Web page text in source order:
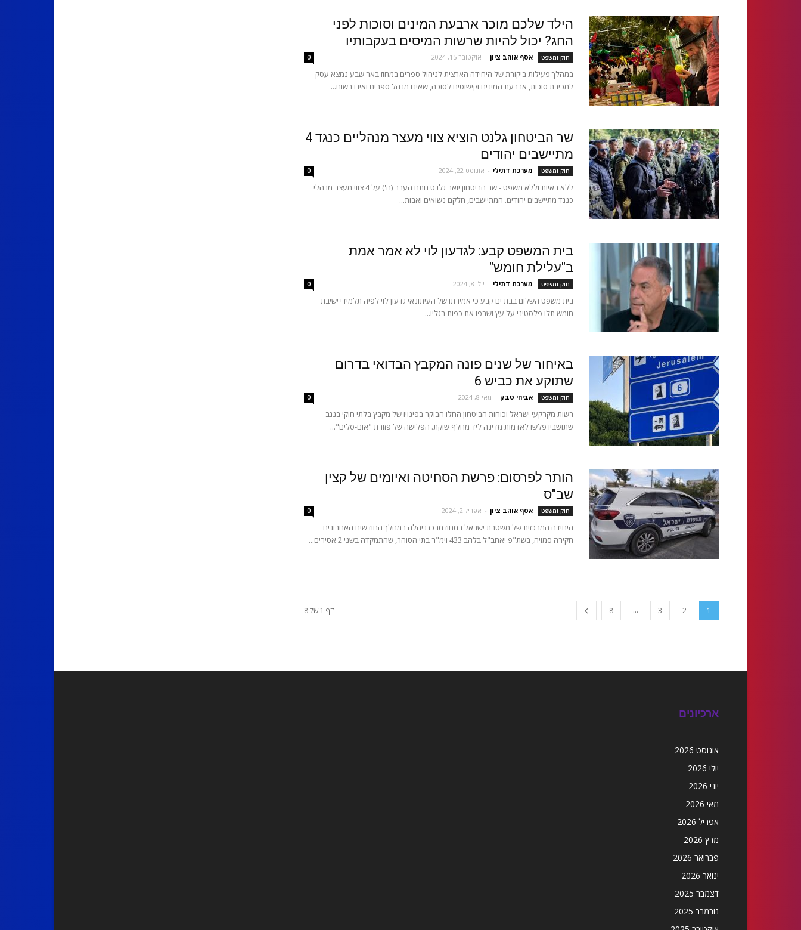
הילד שלכם מוכר ארבעת המינים וסוכות לפני
החג? יכול להיות שרשות המיסים בעקבותיו
חוק ומשפט אסף אוהב ציון - אוקטובר 15, 2024 0
במהלך פעילות ביקורת של היחידה הארצית לניהול ספרים במחוז באר שבע נמצא עסק
למכירת סוכות, ארבעת המינים וקישוטים לסוכה, שאינו מנהל ספרים ואינו רשום...
שר הביטחון גלנט הוציא צווי מעצר מנהליים כנגד 4
מתיישבים יהודים
חוק ומשפט מערכת דתילי - אוגוסט 22, 2024 0
ללא ראיות וללא משפט - שר הביטחון יואב גלנט חתם הערב (ה') על 4 צווי מעצר מנהלי
כנגד מתיישבים יהודים. המתיישבים, חלקם נשואים ואבות...
בית המשפט קבע: לגדעון לוי לא אמר אמת
ב"עלילת חומש"
חוק ומשפט מערכת דתילי - יולי 8, 2024 0
בית משפט השלום בבת ים קבע כי אמירתו של העיתונאי גדעון לוי לפיה תלמידי ישיבת
חומש תלו פלסטיני על עץ ושרפו את כפות רגליו...
באיחור של שנים פונה המקבץ הבדואי בדרום
שתוקע את כביש 6
חוק ומשפט אביחי טבק - מאי 8, 2024 0
רשות מקרקעי ישראל וכוחות הביטחון החלו הבוקר בפינויו של מקבץ בלתי חוקי בנגב
שתושביו פלשו לאדמות מדינה ליד מחלף שוקת. הפלישה של פזורת "אום-סלים"...
הותר לפרסום: פרשת הסחיטה ואיומים של קצין
שב"ס
חוק ומשפט אסף אוהב ציון - אפריל 2, 2024 0
היחידה המרכזית של משטרת ישראל במחוז מרכז ניהלה במהלך החודשים האחרונים
חקירה סמויה, בשת"פ יאחב"ל בלהב 433 וימ"ר בתי הסוהר, שהתמקדה בשני 2 אסירים...
1
2
3
...
8 דף 1 של 8
ארכיונים
אוגוסט 2026
יולי 2026
יוני 2026
מאי 2026
אפריל 2026
מרץ 2026
פברואר 2026
ינואר 2026
דצמבר 2025
נובמבר 2025